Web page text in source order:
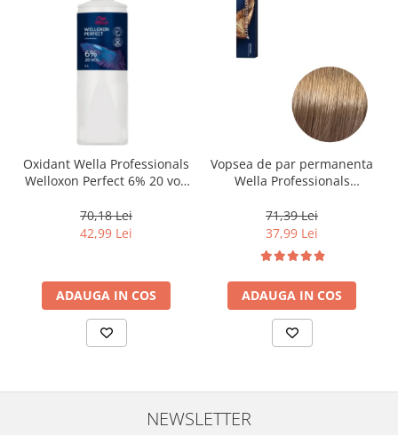
Oxidant Wella Professionals
Welloxon Perfect 6% 20 vol,
70,18 Lei
42,99 Lei
ADAUGA IN COS
Vopsea de par permanenta
Wella Professionals
Blond Deschis Natural, 60
ml
71,39 Lei
37,99 Lei
ADAUGA IN COS
NEWSLETTER